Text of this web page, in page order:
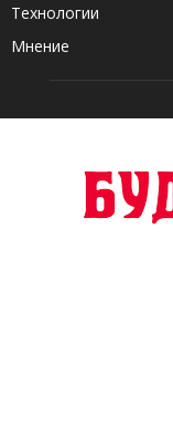
Технологии
Мнение